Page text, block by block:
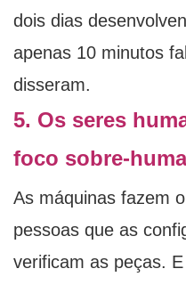
dois dias
apenas 10 minutos
disseram.
5. Os seres
foco sobre-
As máquinas fazem
pessoas que as
verificam as peças.